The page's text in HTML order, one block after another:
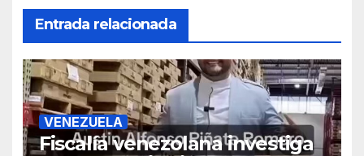
Entrada relacionada
VENEZUELA
Fiscalía venezolana investiga